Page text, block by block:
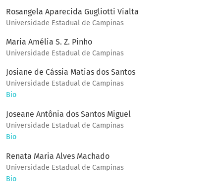
Rosangela Aparecida Gugliotti Vialta
Universidade Estadual de Campinas
Maria Amélia S. Z. Pinho
Universidade Estadual de Campinas
Josiane de Cássia Matias dos Santos
Universidade Estadual de Campinas
Bio
Joseane Antônia dos Santos Miguel
Universidade Estadual de Campinas
Bio
Renata Maria Alves Machado
Universidade Estadual de Campinas
Bio